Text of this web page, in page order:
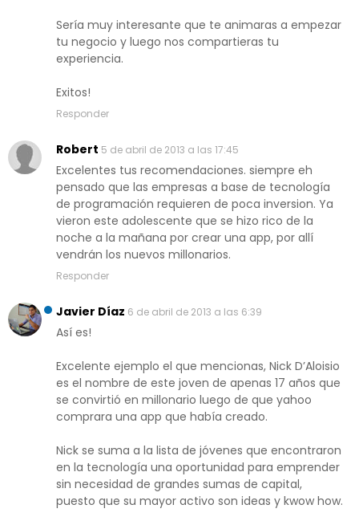
Sería muy interesante que te animaras a empezar
tu negocio y luego nos compartieras tu
experiencia.
Exitos!
Responder
Robert 5 de abril de 2013 a las 17:45
Excelentes tus recomendaciones. siempre eh
pensado que las empresas a base de tecnología
de programación requieren de poca inversion. Ya
vieron este adolescente que se hizo rico de la
noche a la mañana por crear una app, por allí
vendrán los nuevos millonarios.
Responder
Javier Díaz 6 de abril de 2013 a las 6:39
Así es!
Excelente ejemplo el que mencionas, Nick D’Aloisio
es el nombre de este joven de apenas 17 años que
se convirtió en millonario luego de que yahoo
comprara una app que había creado.
Nick se suma a la lista de jóvenes que encontraron
en la tecnología una oportunidad para emprender
sin necesidad de grandes sumas de capital,
puesto que su mayor activo son ideas y kwow how.